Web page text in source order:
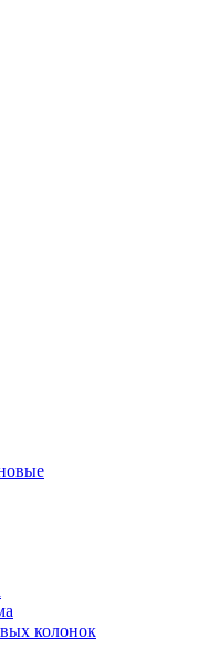
колонок